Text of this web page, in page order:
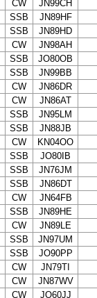
CW
JN99CH
SSB
JN89HF
SSB
JN89HD
CW
JN98AH
SSB
JO80OB
SSB
JN99BB
CW
JN86DR
CW
JN86AT
SSB
JN95LM
SSB
JN88JB
CW
KN04OO
SSB
JO80IB
SSB
JN76JM
SSB
JN86DT
CW
JN64FB
SSB
JN89HE
CW
JN89LE
SSB
JN97UM
SSB
JO90PP
CW
JN79TI
CW
JN87WV
CW JO60JJ